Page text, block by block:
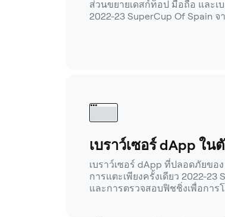
ส่วนขยายเดสก์ท็อป มือถือ และเ
2022-23 SuperCup Of Spain
เบราว์เซอร์ dApp ใน
เบราว์เซอร์ dApp ที่ปลอดภัยขอ
การแตะเพียงครั้งเดียว 2022-
และการตรวจสอบฟิชชิ่งเพื่อกา